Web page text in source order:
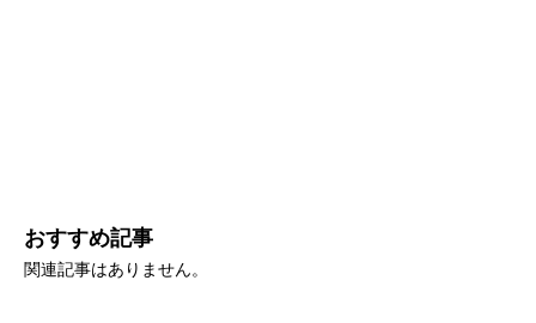
おすすめ記事
関連記事はありません。